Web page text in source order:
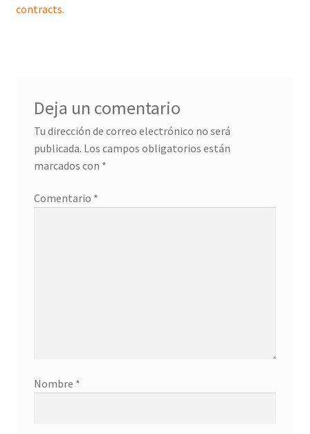
entradas
contracts.
Deja un comentario
Tu dirección de correo electrónico no será
publicada. Los campos obligatorios están
marcados con *
Comentario *
Nombre *